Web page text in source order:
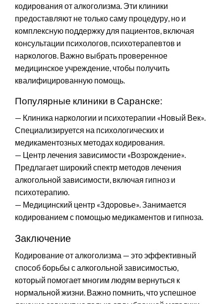
кодирования от алкоголизма. Эти клиники
предоставляют не только саму процедуру, но и
комплексную поддержку для пациентов, включая
консультации психологов, психотерапевтов и
наркологов. Важно выбрать проверенное
медицинское учреждение, чтобы получить
квалифицированную помощь.
Популярные клиники в Саранске:
— Клиника наркологии и психотерапии «Новый Век».
Специализируется на психологических и
медикаментозных методах кодирования.
— Центр лечения зависимости «Возрождение».
Предлагает широкий спектр методов лечения
алкогольной зависимости, включая гипноз и
психотерапию.
— Медицинский центр «Здоровье». Занимается
кодированием с помощью медикаментов и гипноза.
Заключение
Кодирование от алкоголизма — это эффективный
способ борьбы с алкогольной зависимостью,
который помогает многим людям вернуться к
нормальной жизни. Важно помнить, что успешное